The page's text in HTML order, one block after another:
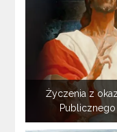
Życzenia z